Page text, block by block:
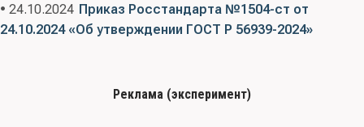
• 24.10.2024 Приказ Росстандарта №1504-ст от
24.10.2024 «Об утверждении ГОСТ Р 56939-2024»
Реклама (эксперимент)